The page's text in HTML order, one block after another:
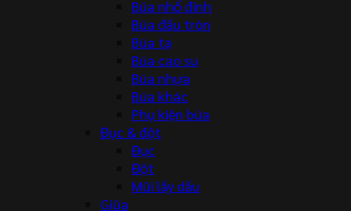
Búa nhổ đinh
Búa đầu tròn
Búa tạ
Búa cao su
Búa nhựa
Búa khác
Phụ kiện búa
Đục & đột
Đục
Đột
Mũi lấy dấu
Giũa